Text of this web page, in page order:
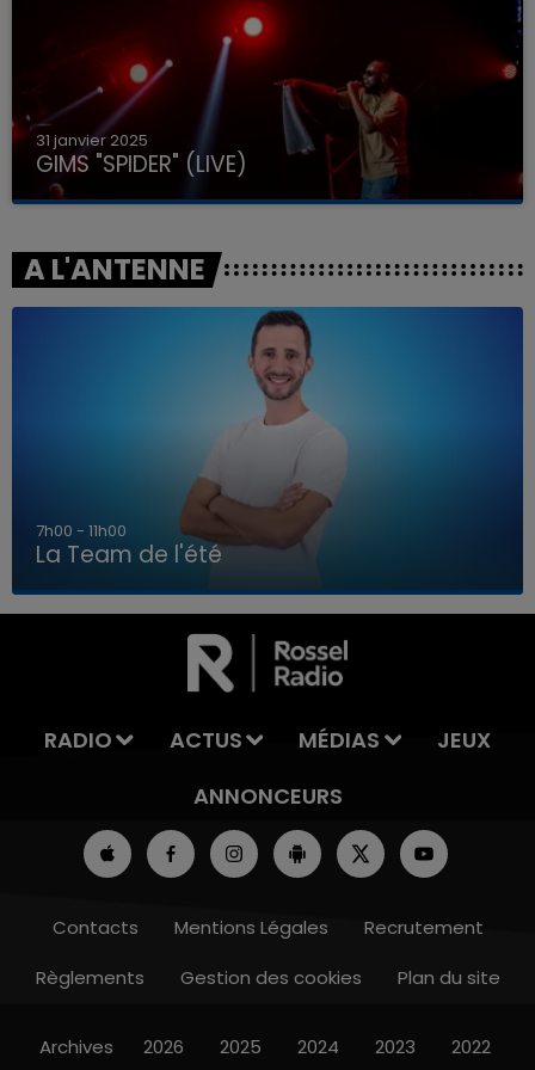
LA TEAM DE L'ÉTÉ
31 janvier 2025
GIMS "SPIDER" (LIVE)
A L'ANTENNE
7h00 - 11h00
La Team de l'été
RADIO ACTUS MÉDIAS
JEUX
ANNONCEURS
Contacts Mentions Légales
Recrutement
Règlements
Gestion des cookies Plan du site
Archives 2026 2025 2024 2023 2022